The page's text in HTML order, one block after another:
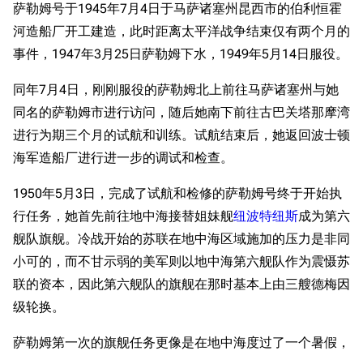
萨勒姆号于1945年7月4日于马萨诸塞州昆西市的伯利恒霍
河造船厂开工建造，此时距离太平洋战争结束仅有两个月的
事件，1947年3月25日萨勒姆下水，1949年5月14日服役。
同年7月4日，刚刚服役的萨勒姆北上前往马萨诸塞州与她
同名的萨勒姆市进行访问，随后她南下前往古巴关塔那摩湾
进行为期三个月的试航和训练。试航结束后，她返回波士顿
海军造船厂进行进一步的调试和检查。
1950年5月3日，完成了试航和检修的萨勒姆号终于开始执
行任务，她首先前往地中海接替姐妹舰纽波特纽斯成为第六
舰队旗舰。冷战开始的苏联在地中海区域施加的压力是非同
小可的，而不甘示弱的美军则以地中海第六舰队作为震慑苏
联的资本，因此第六舰队的旗舰在那时基本上由三艘德梅因
级轮换。
萨勒姆第一次的旗舰任务更像是在地中海度过了一个暑假，